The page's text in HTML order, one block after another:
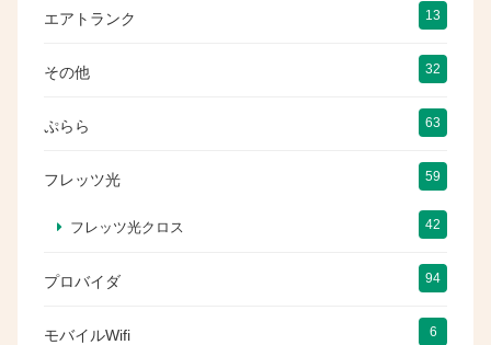
エアトランク 13
その他 32
ぷらら 63
フレッツ光 59
フレッツ光クロス 42
プロバイダ 94
モバイルWifi 6